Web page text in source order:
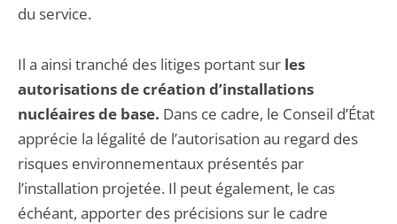
du service.
Il a ainsi tranché des litiges portant sur les
autorisations de création d’installations
nucléaires de base. Dans ce cadre, le Conseil d’État
apprécie la légalité de l’autorisation au regard des
risques environnementaux présentés par
l’installation projetée. Il peut également, le cas
échéant, apporter des précisions sur le cadre